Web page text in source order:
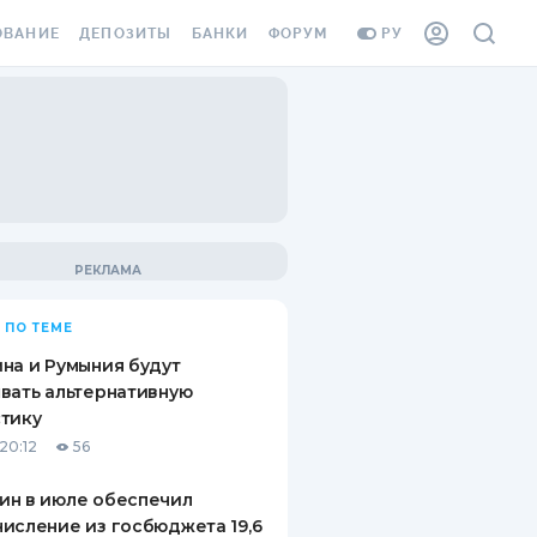
РУ
ВИНЬЕТКА
СОТРУДНИКОВ
ОТ
СЛУЧАЕВ
ДЕПОЗИТЫ
ВОПРОСЫ И ОТВЕТЫ
СБЕРЕЖЕНИЯМ
БАНКИ ФОРУМ
ПО ТЕМЕ
и Румыния будут
альтернативную
56
в июле обеспечил
из госбюджета 19,6